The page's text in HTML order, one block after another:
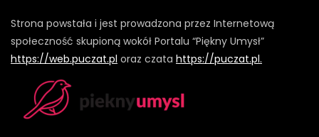
Strona powstała i jest prowadzona przez Internetową
społeczność skupioną wokół Portalu “Piękny Umysł”
https://web.puczat.pl oraz czata https://puczat.pl.